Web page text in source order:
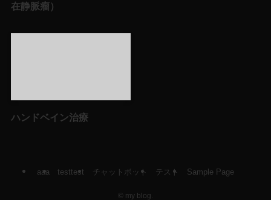
在静脈瘤）
ハンドベイン治療
aaa testtest チャットボット テスト Sample Page
© my blog.